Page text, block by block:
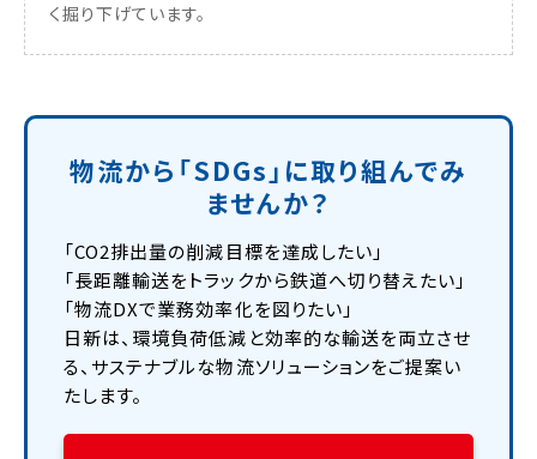
く掘り下げています。
物流から「SDGs」に取り組んでみ
ませんか？
「CO2排出量の削減目標を達成したい」
「長距離輸送をトラックから鉄道へ切り替えたい」
「物流DXで業務効率化を図りたい」
日新は、環境負荷低減と効率的な輸送を両立させ
る、サステナブルな物流ソリューションをご提案い
たします。